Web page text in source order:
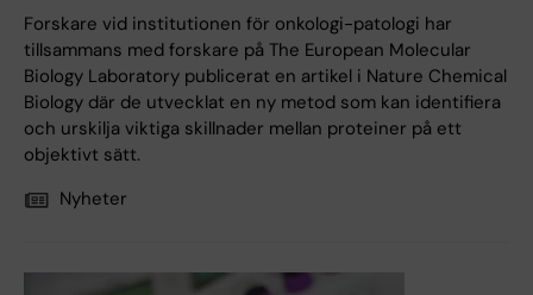
Forskare vid institutionen för onkologi-patologi har
tillsammans med forskare på The European Molecular
Biology Laboratory publicerat en artikel i Nature Chemical
Biology där de utvecklat en ny metod som kan identifiera
och urskilja viktiga skillnader mellan proteiner på ett
objektivt sätt.
Nyheter